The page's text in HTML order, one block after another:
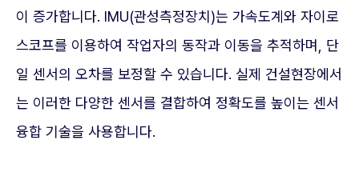
이 증가합니다. IMU(관성측정장치)는 가속도계와 자이로
스코프를 이용하여 작업자의 동작과 이동을 추적하며, 단
일 센서의 오차를 보정할 수 있습니다. 실제 건설현장에서
는 이러한 다양한 센서를 결합하여 정확도를 높이는 센서
융합 기술을 사용합니다.